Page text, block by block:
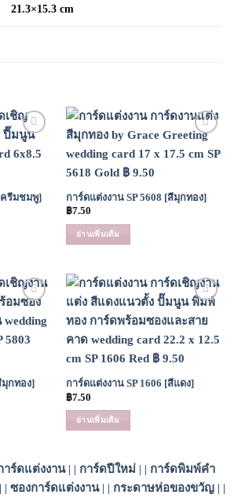
21.3×15.3 cm
Add to
Wishlist
ครีมชมพู]
Add to
Wishlist
การ์ดแต่งงาน SP 5608 [สีมุกทอง]
฿7.50
อ่านเพิ่มเติม
Wishlist
มุกทอง]
Wishlist
การ์ดแต่งงาน SP 1606 [สีแดง]
฿7.50
อ่านเพิ่มเติม
าร์ดแต่งงาน| | การ์ดปีใหม่ | | การ์ดพิมพ์คำ
| | ซองการ์ดแต่งงาน| | กระดาษห่อของขวัญ | |